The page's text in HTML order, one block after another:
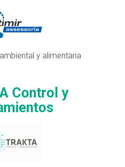
y alimentaria
Control y